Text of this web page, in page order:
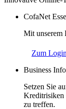
CofaNet
Mit unserem
Zum Login
Business
Setzen Sie
Kreditrisiken
zu treffen.